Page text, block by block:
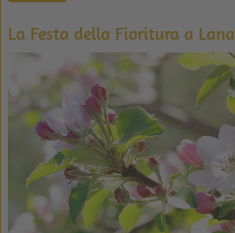
La Festa della Fioritura a Lana